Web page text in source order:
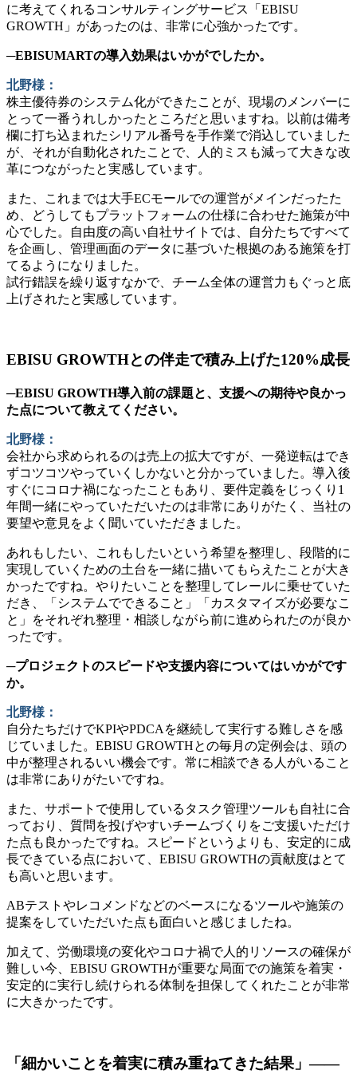
に考えてくれるコンサルティングサービス「EBISU
GROWTH」があったのは、非常に心強かったです。
─EBISUMARTの導入効果はいかがでしたか。
北野様：
株主優待券のシステム化ができたことが、現場のメンバーに
とって一番うれしかったところだと思いますね。以前は備考
欄に打ち込まれたシリアル番号を手作業で消込していました
が、それが自動化されたことで、人的ミスも減って大きな改
革につながったと実感しています。
また、これまでは大手ECモールでの運営がメインだったた
め、どうしてもプラットフォームの仕様に合わせた施策が中
心でした。自由度の高い自社サイトでは、自分たちですべて
を企画し、管理画面のデータに基づいた根拠のある施策を打
てるようになりました。
試行錯誤を繰り返すなかで、チーム全体の運営力もぐっと底
上げされたと実感しています。
EBISU GROWTHとの伴走で積み上げた120%成長
─EBISU GROWTH導入前の課題と、支援への期待や良かっ
た点について教えてください。
北野様：
会社から求められるのは売上の拡大ですが、一発逆転はでき
ずコツコツやっていくしかないと分かっていました。導入後
すぐにコロナ禍になったこともあり、要件定義をじっくり1
年間一緒にやっていただいたのは非常にありがたく、当社の
要望や意見をよく聞いていただきました。
あれもしたい、これもしたいという希望を整理し、段階的に
実現していくための土台を一緒に描いてもらえたことが大き
かったですね。やりたいことを整理してレールに乗せていた
だき、「システムでできること」「カスタマイズが必要なこ
と」をそれぞれ整理・相談しながら前に進められたのが良か
ったです。
─プロジェクトのスピードや支援内容についてはいかがです
か。
北野様：
自分たちだけでKPIやPDCAを継続して実行する難しさを感
じていました。EBISU GROWTHとの毎月の定例会は、頭の
中が整理されるいい機会です。常に相談できる人がいること
は非常にありがたいですね。
また、サポートで使用しているタスク管理ツールも自社に合
っており、質問を投げやすいチームづくりをご支援いただけ
た点も良かったですね。スピードというよりも、安定的に成
長できている点において、EBISU GROWTHの貢献度はとて
も高いと思います。
ABテストやレコメンドなどのベースになるツールや施策の
提案をしていただいた点も面白いと感じましたね。
加えて、労働環境の変化やコロナ禍で人的リソースの確保が
難しい今、EBISU GROWTHが重要な局面での施策を着実・
安定的に実行し続けられる体制を担保してくれたことが非常
に大きかったです。
「細かいことを着実に積み重ねてきた結果」——